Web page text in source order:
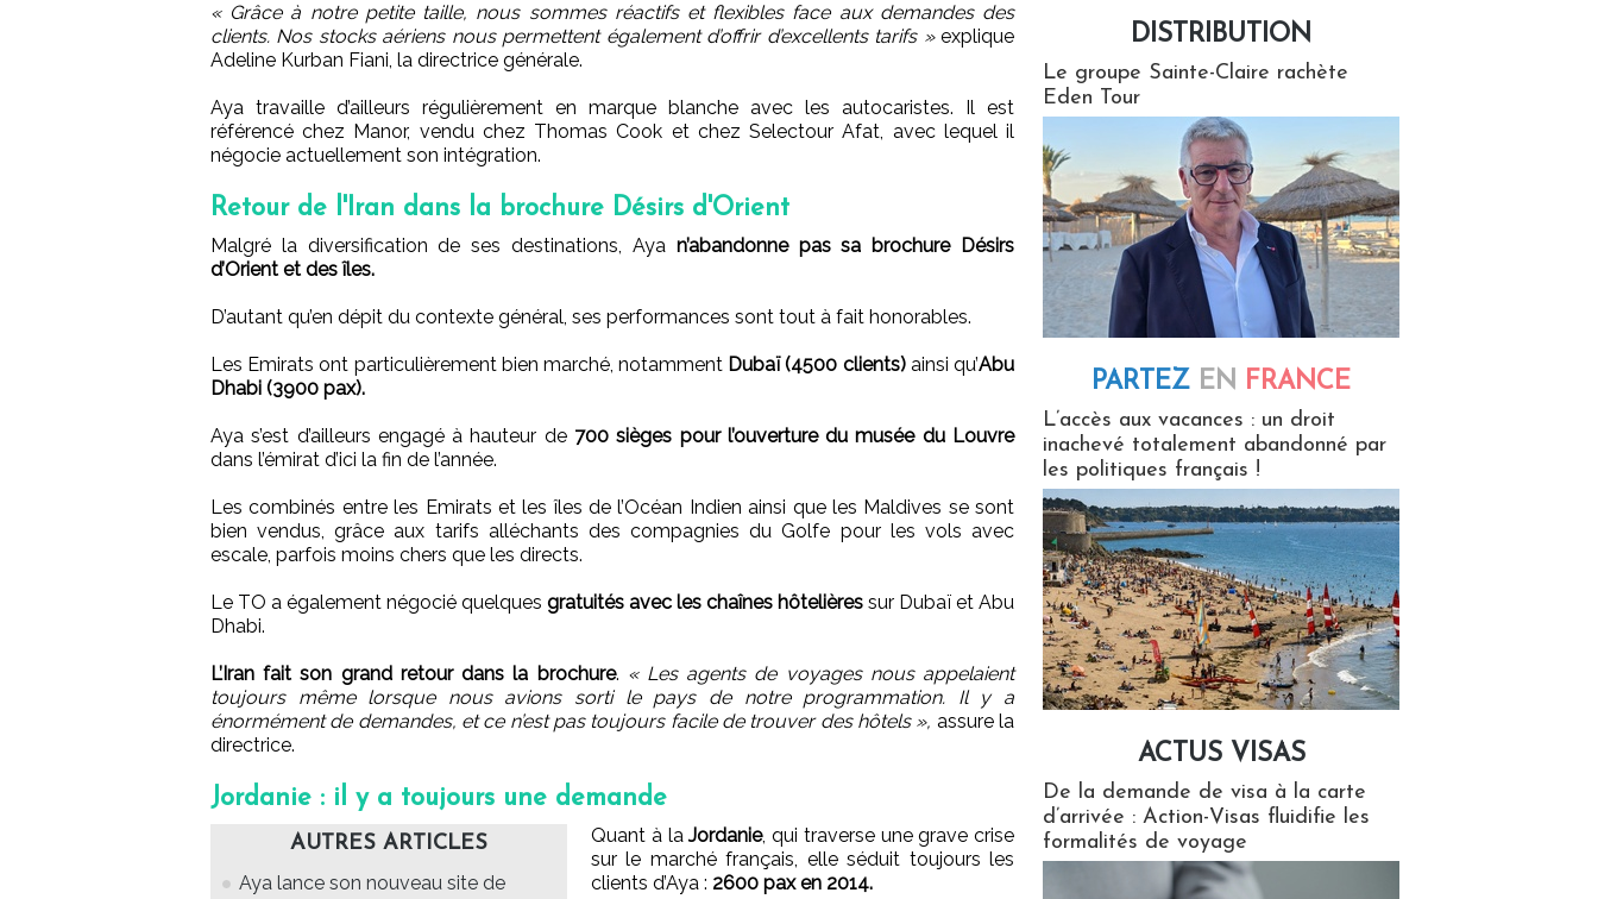
« Grâce à notre petite taille, nous sommes réactifs et flexibles face aux demandes des
clients. Nos stocks aériens nous permettent également d’offrir d’excellents tarifs »explique
Adeline Kurban Fiani, la directrice générale.
Aya travaille d’ailleurs régulièrement en marque blanche avec les autocaristes. Il est
référencé chez Manor, vendu chez Thomas Cook et chez Selectour Afat, avec lequel il
négocie actuellement son intégration.
Retour de l'Iran dans la brochure Désirs d'Orient
Malgré la diversification de ses destinations, Aya n’abandonne pas sa brochure Désirs
d’Orient et des îles.
D’autant qu’en dépit du contexte général, ses performances sont tout à fait honorables.
Les Emirats ont particulièrement bien marché, notamment Dubaï (4500 clients)ainsi qu’Abu
Dhabi (3900 pax).
Aya s’est d’ailleurs engagé à hauteur de 700 sièges pour l’ouverture du musée du Louvre
dans l’émirat d’ici la fin de l’année.
Les combinés entre les Emirats et les îles de l’Océan Indien ainsi que les Maldives se sont
bien vendus, grâce aux tarifs alléchants des compagnies du Golfe pour les vols avec
escale, parfois moins chers que les directs.
Le TO a également négocié quelques gratuités avec les chaînes hôtelières sur Dubaï et Abu
Dhabi.
L’Iran fait son grand retour dans la brochure. « Les agents de voyages nous appelaient
toujours même lorsque nous avions sorti le pays de notre programmation. Il y a
énormément de demandes, et ce n’est pas toujours facile de trouver des hôtels », assure la
directrice.
Jordanie : il y a toujours une demande
AUTRES ARTICLES
Aya lance son nouveau site de
Quant à laJordanie, qui traverse une grave crise
sur le marché français, elle séduit toujours les
clients d’Aya : 2600 pax en 2014.
DISTRIBUTION
Le groupe Sainte-Claire rachète
Eden Tour
PARTEZ EN FRANCE
L’accès aux vacances : un droit
inachevé totalement abandonné par
les politiques français !
ACTUS VISAS
De la demande de visa à la carte
d’arrivée : Action-Visas fluidifie les
formalités de voyage